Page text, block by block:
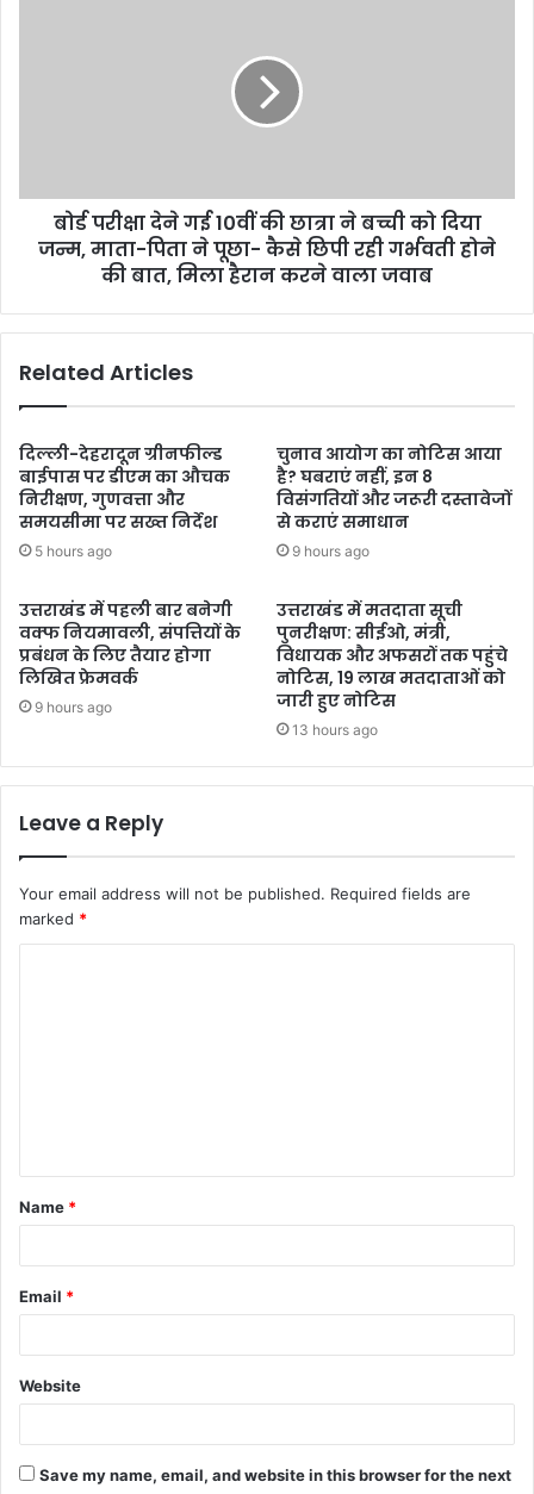
बोर्ड परीक्षा देने गई 10वीं की छात्रा ने बच्ची को दिया
जन्म, माता-पिता ने पूछा- कैसे छिपी रही गर्भवती होने
की बात, मिला हैरान करने वाला जवाब
Related Articles
दिल्ली-देहरादून ग्रीनफील्ड
बाईपास पर डीएम का औचक
निरीक्षण, गुणवत्ता और
समयसीमा पर सख्त निर्देश
5 hours ago
चुनाव आयोग का नोटिस आया
है? घबराएं नहीं, इन 8
विसंगतियों और जरूरी दस्तावेजों
से कराएं समाधान
9 hours ago
उत्तराखंड में पहली बार बनेगी
वक्फ नियमावली, संपत्तियों के
प्रबंधन के लिए तैयार होगा
लिखित फ्रेमवर्क
9 hours ago
उत्तराखंड में मतदाता सूची
पुनरीक्षण: सीईओ, मंत्री,
विधायक और अफसरों तक पहुंचे
नोटिस, 19 लाख मतदाताओं को
जारी हुए नोटिस
13 hours ago
Leave a Reply
Your email address will not be published. Required fields are
marked *
t
*
Name *
Email *
Website
Save my name, email, and website in this browser for the next